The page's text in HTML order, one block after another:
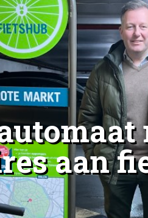
aan